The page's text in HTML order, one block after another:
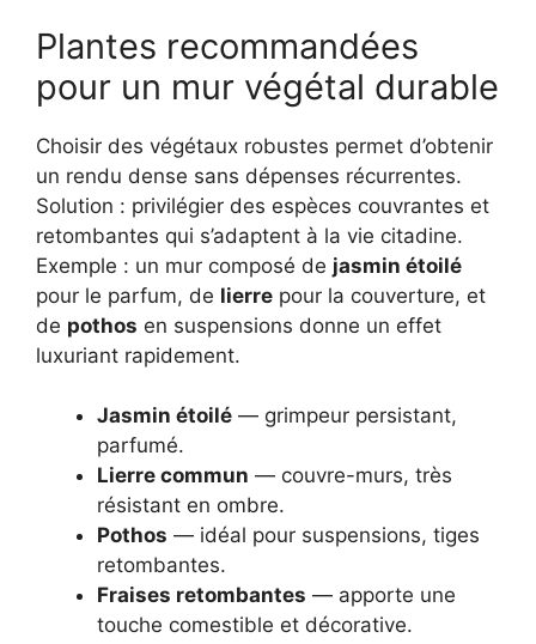
Plantes recommandées
pour un mur végétal durable
Choisir des végétaux robustes permet d’obtenir
un rendu dense sans dépenses récurrentes.
Solution : privilégier des espèces couvrantes et
retombantes qui s’adaptent à la vie citadine.
Exemple : un mur composé de jasmin étoilé
pour le parfum, de lierre pour la couverture, et
de pothos en suspensions donne un effet
luxuriant rapidement.
Jasmin étoilé — grimpeur persistant,
parfumé.
Lierre commun — couvre-murs, très
résistant en ombre.
Pothos — idéal pour suspensions, tiges
retombantes.
Fraises retombantes — apporte une
touche comestible et décorative.